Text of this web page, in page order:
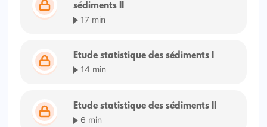
sédiments II
17 min
Etude statistique des sédiments I
14 min
Etude statistique des sédiments II
6 min